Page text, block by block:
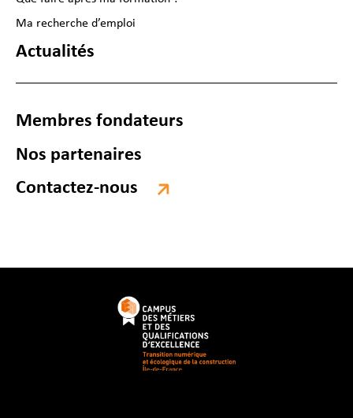
Ma recherche d’emploi
Actualités
Membres fondateurs
Nos partenaires
Contactez-nous